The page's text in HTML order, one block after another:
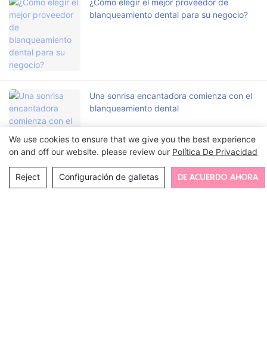
¿Cómo elegir el mejor proveedor de
blanqueamiento dental para su negocio?
Una sonrisa encantadora comienza con el
blanqueamiento dental
We use cookies to ensure that we give you the best experience
on and off our website. please review our Política De Privacidad
Reject Configuración de galletas DE ACUERDO AHORA